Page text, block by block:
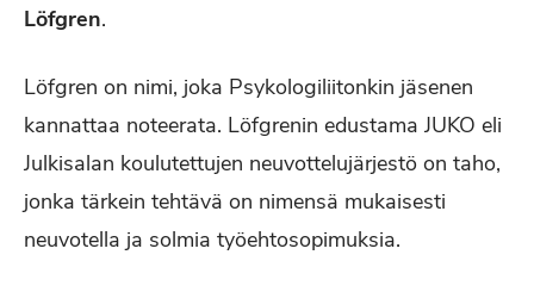
Löfgren.
Löfgren on nimi, joka Psykologiliitonkin jäsenen
kannattaa noteerata. Löfgrenin edustama JUKO eli
Julkisalan koulutettujen neuvottelujärjestö on taho,
jonka tärkein tehtävä on nimensä mukaisesti
neuvotella ja solmia työehtosopimuksia.